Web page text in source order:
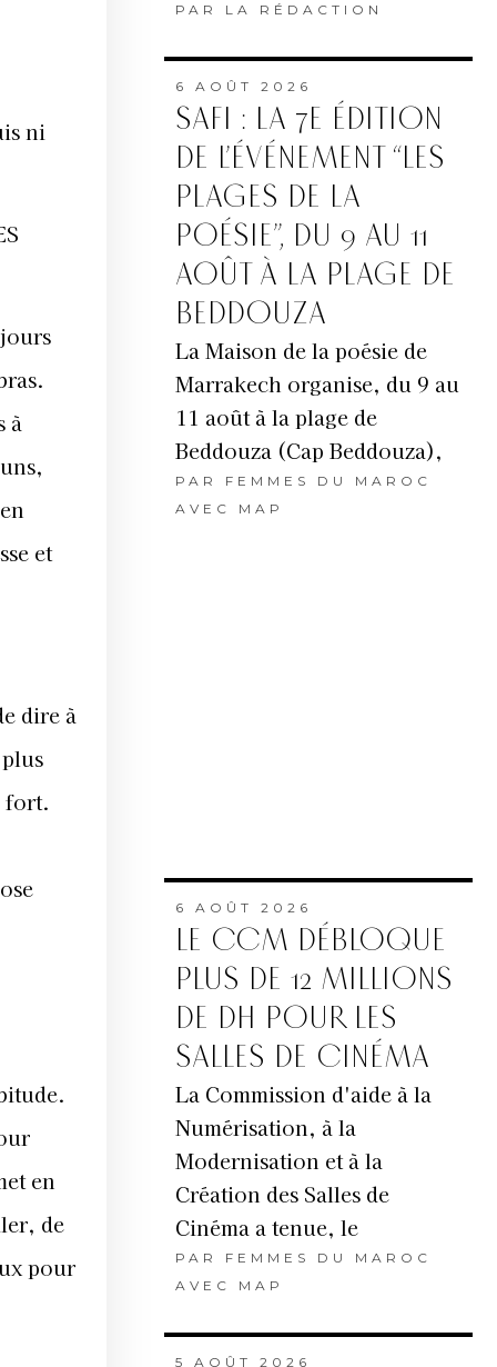
ni
à
et
dire à
fort.
en
de
pour
PAR LA RÉDACTION
6 AOÛT 2026
SAFI : LA 7E ÉDITION
DE L’ÉVÉNEMENT “LES
PLAGES DE LA
POÉSIE”, DU 9 AU 11
AOÛT À LA PLAGE DE
BEDDOUZA
La Maison de la poésie de
Marrakech organise, du 9 au
11 août à la plage de
Beddouza (Cap Beddouza),
PAR FEMMES DU MAROC
AVEC MAP
6 AOÛT 2026
LE CCM DÉBLOQUE
PLUS DE 12 MILLIONS
DE DH POUR LES
SALLES DE CINÉMA
La Commission d'aide à la
Numérisation, à la
Modernisation et à la
Création des Salles de
Cinéma a tenue, le
PAR FEMMES DU MAROC
AVEC MAP
5 AOÛT 2026